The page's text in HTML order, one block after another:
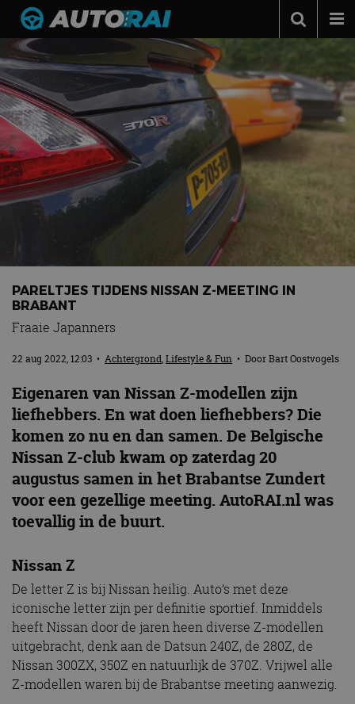
Autonieuws
Podcast
Autotests
Automerken
Adverteren
Contact
PARELTJES TIJDENS NISSAN Z-MEETING IN
BRABANT
Fraaie Japanners
22 aug 2022, 12:03 • Achtergrond,Lifestyle & Fun • DoorBart Oostvogels
Eigenaren van Nissan Z-modellen zijn
liefhebbers. En wat doen liefhebbers? Die
komen zo nu en dan samen. De Belgische
Nissan Z-club kwam op zaterdag 20
augustus samen in het Brabantse Zundert
voor een gezellige meeting. AutoRAI.nl was
toevallig in de buurt.
Nissan Z
De letter Z is bij Nissan heilig. Auto’s met deze
iconische letter zijn per definitie sportief. Inmiddels
heeft Nissan door de jaren heen diverse Z-modellen
uitgebracht, denk aan de Datsun 240Z, de 280Z, de
Nissan 300ZX, 350Z en natuurlijk de 370Z. Vrijwel alle
Z-modellen waren bij de Brabantse meeting aanwezig.